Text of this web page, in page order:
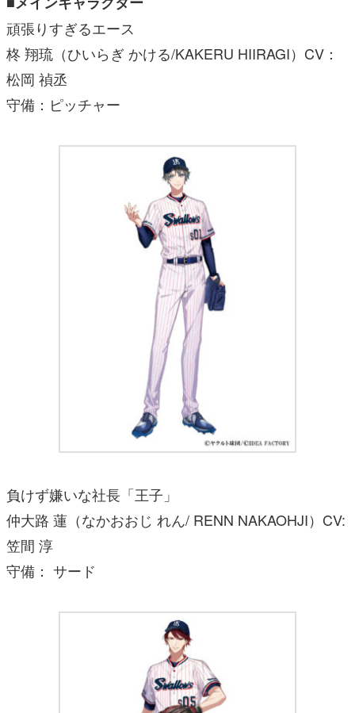
頑張りすぎるエース
柊 翔琉（ひいらぎ かける/KAKERU HIIRAGI）CV：
松岡 禎丞
守備：ピッチャー
負けず嫌いな社長「王子」
仲大路 蓮（なかおおじ れん/ RENN NAKAOHJI）CV:
笠間 淳
守備： サード